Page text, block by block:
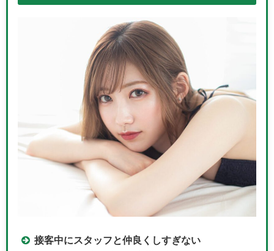
接客中にスタッフと仲良くしすぎない